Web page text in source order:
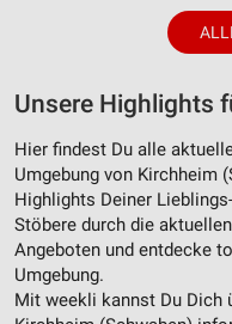
Unsere Highlights
Hier findest Du alle
Umgebung von Kirchheim
Highlights Deiner
Stöbere durch die
Angeboten und entdecke
Umgebung.
Mit weekli kannst Du Dich